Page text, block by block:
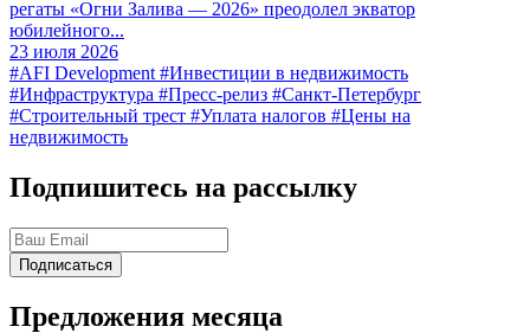
регаты «Огни Залива — 2026» преодолел экватор
юбилейного...
23 июля 2026
#AFI Development #Инвестиции в недвижимость
#Инфраструктура #Пресс-релиз #Санкт-Петербург
#Строительный трест #Уплата налогов #Цены на
недвижимость
Подпишитесь на рассылку
Подписаться
Предложения месяца